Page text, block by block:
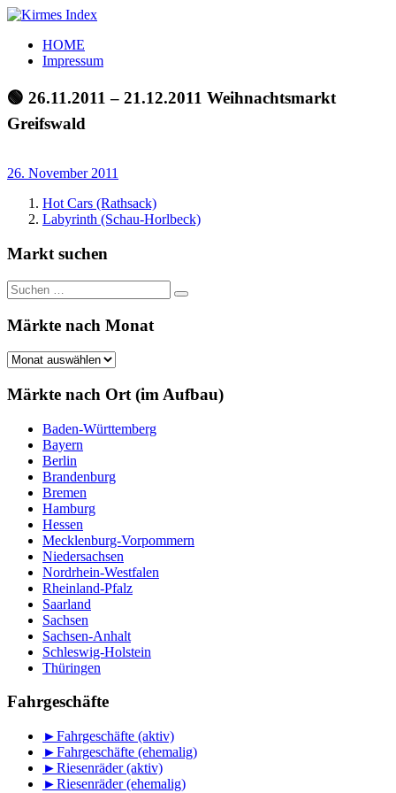
Zum
springen
Kirmes
Index
Tourpläne
der
letzten
Jahre
HOME
Impressum
🟢 26.11.2011 – 21.12.2011 Weihnachtsmarkt
Greifswald
26. November 2011
Hot Cars (Rathsack)
Labyrinth (Schau-Horlbeck)
xmas
Markt suchen
Suchen
nach:
Suchen
Märkte nach Monat
Märkte
Monat
Märkte nach Ort (im Aufbau)
Baden-Württemberg
Bayern
Berlin
Brandenburg
Bremen
Hamburg
Hessen
Mecklenburg-Vorpommern
Niedersachsen
Nordrhein-Westfalen
Rheinland-Pfalz
Saarland
Sachsen
Sachsen-Anhalt
Schleswig-Holstein
Thüringen
Fahrgeschäfte
►Fahrgeschäfte (aktiv)
►Fahrgeschäfte (ehemalig)
►Riesenräder (aktiv)
►Riesenräder (ehemalig)